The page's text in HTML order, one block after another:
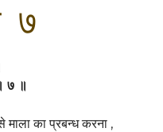
७
७ ॥
का प्रबन्ध करना ,